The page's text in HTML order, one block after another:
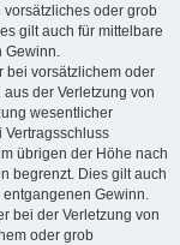
oder grob
gilt auch für mittelbare
bei vorsätzlichem oder
der Verletzung von
wesentlicher
Vertragsschluss
übrigen der Höhe nach
begrenzt. Dies gilt auch
Gewinn.
bei der Verletzung von
oder grob